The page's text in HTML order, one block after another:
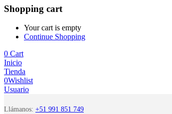
Shopping cart
Your cart is empty
Continue Shopping
0 Cart
Inicio
Tienda
0Wishlist
Usuario
Llámanos: +51 991 851 749